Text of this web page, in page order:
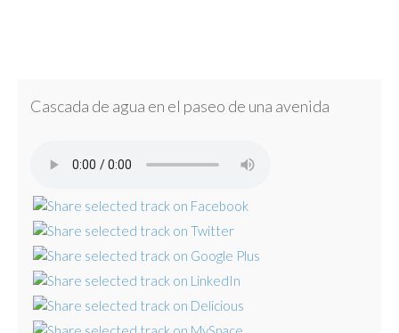
Cascada de agua en el paseo de una avenida